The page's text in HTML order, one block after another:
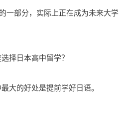
一部分，实际上正在成为未来大学
择日本高中留学？
大的好处是提前学好日语。